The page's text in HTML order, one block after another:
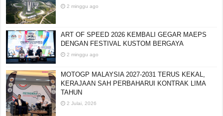
2 minggu ago
ART OF SPEED 2026 KEMBALI GEGAR MAEPS
DENGAN FESTIVAL KUSTOM BERGAYA
2 minggu ago
MOTOGP MALAYSIA 2027-2031 TERUS KEKAL,
KERAJAAN SAH PERBAHARUI KONTRAK LIMA
TAHUN
2 Julai, 2026